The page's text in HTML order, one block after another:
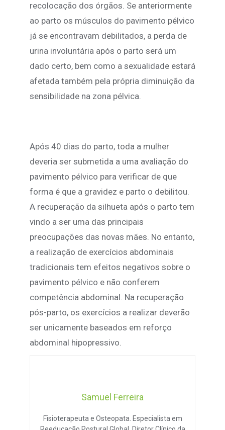
recolocação dos órgãos. Se anteriormente
ao parto os músculos do pavimento pélvico
já se encontravam debilitados, a perda de
urina involuntária após o parto será um
dado certo, bem como a sexualidade estará
afetada também pela própria diminuição da
sensibilidade na zona pélvica.
Após 40 dias do parto, toda a mulher
deveria ser submetida a uma avaliação do
pavimento pélvico para verificar de que
forma é que a gravidez e parto o debilitou.
A recuperação da silhueta após o parto tem
vindo a ser uma das principais
preocupações das novas mães. No entanto,
a realização de exercícios abdominais
tradicionais tem efeitos negativos sobre o
pavimento pélvico e não conferem
competência abdominal. Na recuperação
pós-parto, os exercícios a realizar deverão
ser unicamente baseados em reforço
abdominal hipopressivo.
Samuel Ferreira
Fisioterapeuta e Osteopata. Especialista em